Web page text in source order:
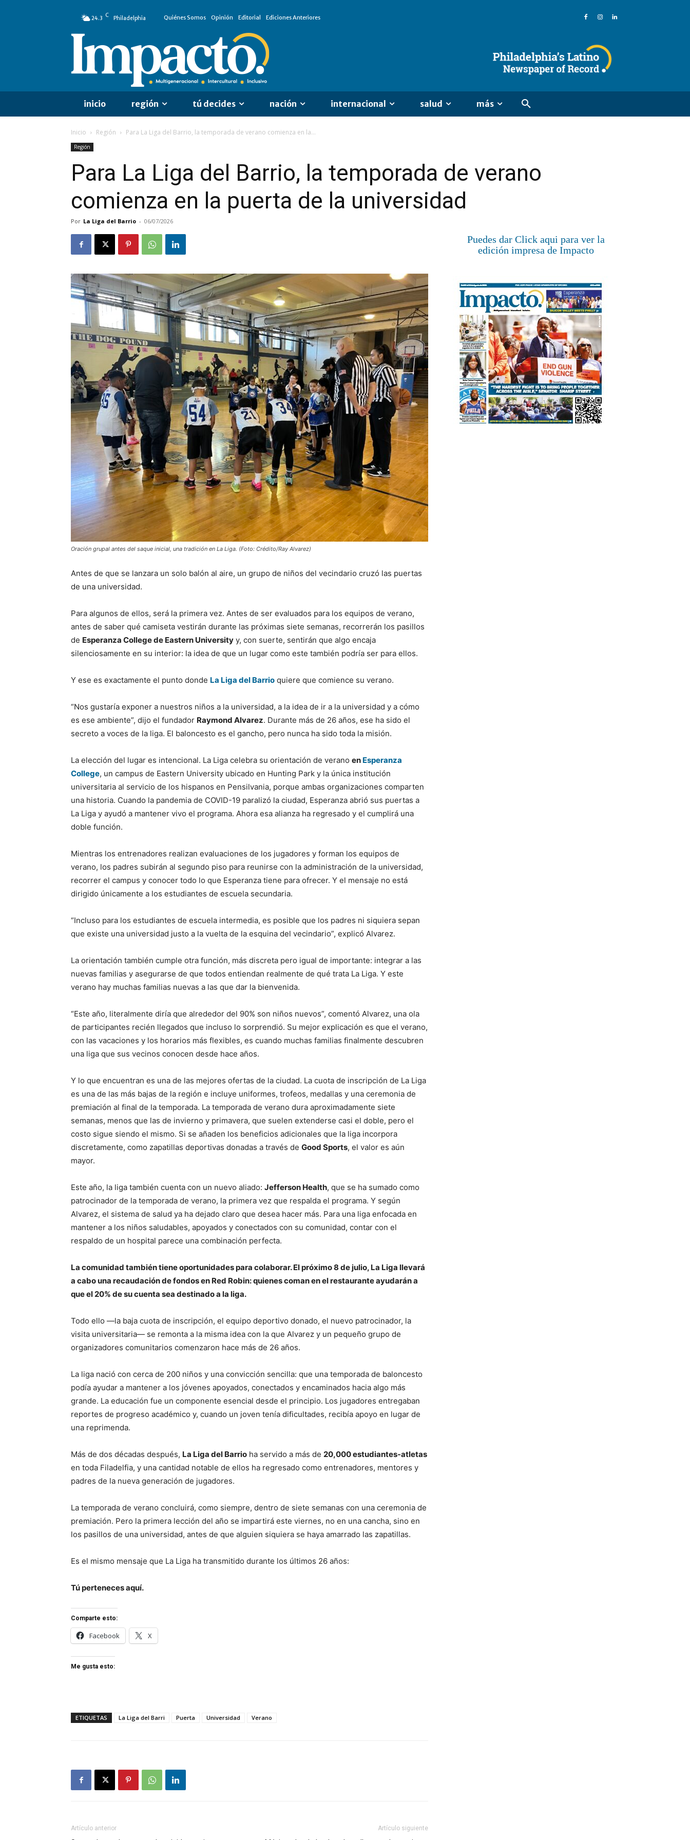
24.3 C Philadelphia Quiénes Somos Opinión Editorial Ediciones Anteriores
inicio región tú decides nación internacional salud más
Inicio Región Para La Liga del Barrio, la temporada de verano comienza en la...
Región
Para La Liga del Barrio, la temporada de verano
comienza en la puerta de la universidad
Por La Liga del Barrio - 06/07/2026
Oración grupal antes del saque inicial, una tradición en La Liga. (Foto: Crédito/Ray Alvarez)
Antes de que se lanzara un solo balón al aire, un grupo de niños del vecindario cruzó las puertas
de una universidad.
Para algunos de ellos, será la primera vez. Antes de ser evaluados para los equipos de verano,
antes de saber qué camiseta vestirán durante las próximas siete semanas, recorrerán los pasillos
de Esperanza College de Eastern University y, con suerte, sentirán que algo encaja
silenciosamente en su interior: la idea de que un lugar como este también podría ser para ellos.
Y ese es exactamente el punto donde La Liga del Barrio quiere que comience su verano.
“Nos gustaría exponer a nuestros niños a la universidad, a la idea de ir a la universidad y a cómo
es ese ambiente”, dijo el fundador Raymond Alvarez. Durante más de 26 años, ese ha sido el
secreto a voces de la liga. El baloncesto es el gancho, pero nunca ha sido toda la misión.
La elección del lugar es intencional. La Liga celebra su orientación de verano en Esperanza
College, un campus de Eastern University ubicado en Hunting Park y la única institución
universitaria al servicio de los hispanos en Pensilvania, porque ambas organizaciones comparten
una historia. Cuando la pandemia de COVID-19 paralizó la ciudad, Esperanza abrió sus puertas a
La Liga y ayudó a mantener vivo el programa. Ahora esa alianza ha regresado y el cumplirá una
doble función.
Mientras los entrenadores realizan evaluaciones de los jugadores y forman los equipos de
verano, los padres subirán al segundo piso para reunirse con la administración de la universidad,
recorrer el campus y conocer todo lo que Esperanza tiene para ofrecer. Y el mensaje no está
dirigido únicamente a los estudiantes de escuela secundaria.
“Incluso para los estudiantes de escuela intermedia, es posible que los padres ni siquiera sepan
que existe una universidad justo a la vuelta de la esquina del vecindario”, explicó Alvarez.
La orientación también cumple otra función, más discreta pero igual de importante: integrar a las
nuevas familias y asegurarse de que todos entiendan realmente de qué trata La Liga. Y este
verano hay muchas familias nuevas a las que dar la bienvenida.
“Este año, literalmente diría que alrededor del 90% son niños nuevos”, comentó Alvarez, una ola
de participantes recién llegados que incluso lo sorprendió. Su mejor explicación es que el verano,
con las vacaciones y los horarios más flexibles, es cuando muchas familias finalmente descubren
una liga que sus vecinos conocen desde hace años.
Y lo que encuentran es una de las mejores ofertas de la ciudad. La cuota de inscripción de La Liga
es una de las más bajas de la región e incluye uniformes, trofeos, medallas y una ceremonia de
premiación al final de la temporada. La temporada de verano dura aproximadamente siete
semanas, menos que las de invierno y primavera, que suelen extenderse casi el doble, pero el
costo sigue siendo el mismo. Si se añaden los beneficios adicionales que la liga incorpora
discretamente, como zapatillas deportivas donadas a través de Good Sports, el valor es aún
mayor.
Este año, la liga también cuenta con un nuevo aliado: Jefferson Health, que se ha sumado como
patrocinador de la temporada de verano, la primera vez que respalda el programa. Y según
Alvarez, el sistema de salud ya ha dejado claro que desea hacer más. Para una liga enfocada en
mantener a los niños saludables, apoyados y conectados con su comunidad, contar con el
respaldo de un hospital parece una combinación perfecta.
La comunidad también tiene oportunidades para colaborar. El próximo 8 de julio, La Liga llevará
a cabo una recaudación de fondos en Red Robin: quienes coman en el restaurante ayudarán a
que el 20% de su cuenta sea destinado a la liga.
Todo ello —la baja cuota de inscripción, el equipo deportivo donado, el nuevo patrocinador, la
visita universitaria— se remonta a la misma idea con la que Alvarez y un pequeño grupo de
organizadores comunitarios comenzaron hace más de 26 años.
La liga nació con cerca de 200 niños y una convicción sencilla: que una temporada de baloncesto
podía ayudar a mantener a los jóvenes apoyados, conectados y encaminados hacia algo más
grande. La educación fue un componente esencial desde el principio. Los jugadores entregaban
reportes de progreso académico y, cuando un joven tenía dificultades, recibía apoyo en lugar de
una reprimenda.
Más de dos décadas después, La Liga del Barrio ha servido a más de 20,000 estudiantes-atletas
en toda Filadelfia, y una cantidad notable de ellos ha regresado como entrenadores, mentores y
padres de la nueva generación de jugadores.
La temporada de verano concluirá, como siempre, dentro de siete semanas con una ceremonia de
premiación. Pero la primera lección del año se impartirá este viernes, no en una cancha, sino en
los pasillos de una universidad, antes de que alguien siquiera se haya amarrado las zapatillas.
Es el mismo mensaje que La Liga ha transmitido durante los últimos 26 años:
Tú perteneces aquí.
Comparte esto:
Facebook X
Me gusta esto:
ETIQUETAS La Liga del Barri Puerta Universidad Verano
Artículo anterior Artículo siguiente
Puedes dar Click aqui para ver la
edición impresa de Impacto